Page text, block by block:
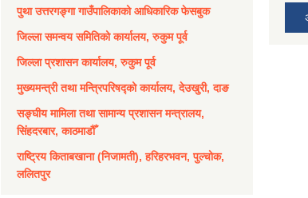
पुथा उत्तरगङ्गा गाउँपालिकाको आधिकारिक फेसबुक
जिल्ला समन्वय समितिको कार्यालय, रुकुम पूर्व
जिल्ला प्रशासन कार्यालय, रुकुम पूर्व
मुख्यमन्त्री तथा मन्त्रिपरिषद्को कार्यालय, देउखुरी, दाङ
सङ्घीय मामिला तथा सामान्य प्रशासन मन्त्रालय,
सिंहदरबार, काठमाडौँ
राष्ट्रिय किताबखाना (निजामती), हरिहरभवन, पुल्चोक,
ललितपुर